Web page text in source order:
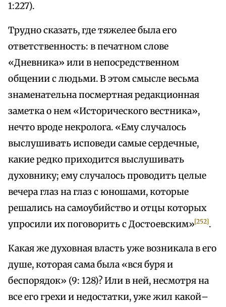
1:227).
Трудно сказать, где тяжелее была его
ответственность: в печатном слове
«Дневника» или в непосредственном
общении с людьми. В этом смысле весьма
знаменательна посмертная редакционная
заметка о нем «Исторического вестника»,
нечто вроде некролога. «Ему случалось
выслушивать исповеди самые сердечные,
какие редко приходится выслушивать
духовнику; ему случалось проводить целые
вечера глаз на глаз с юношами, которые
решались на самоубийство и отцы которых
упросили их поговорить с Достоевским»[252].
Какая же духовная власть уже возникала в его
душе, которая сама была «вся буря и
беспорядок» (9: 128)? Или в ней, несмотря на
все его грехи и недостатки, уже жил какой–